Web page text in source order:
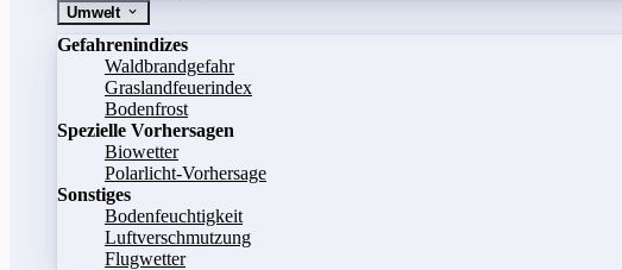
Umwelt
Gefahrenindizes
Waldbrandgefahr
Graslandfeuerindex
Bodenfrost
Spezielle Vorhersagen
Biowetter
Polarlicht-Vorhersage
Sonstiges
Bodenfeuchtigkeit
Luftverschmutzung
Flugwetter